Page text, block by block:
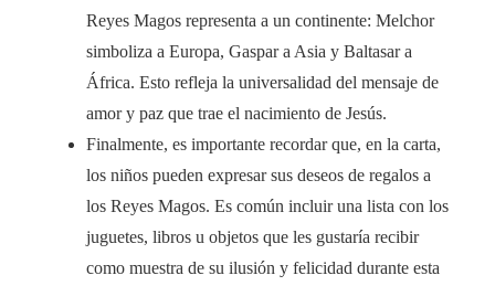
Reyes Magos representa a un continente: Melchor
simboliza a Europa, Gaspar a Asia y Baltasar a
África. Esto refleja la universalidad del mensaje de
amor y paz que trae el nacimiento de Jesús.
Finalmente, es importante recordar que, en la carta,
los niños pueden expresar sus deseos de regalos a
los Reyes Magos. Es común incluir una lista con los
juguetes, libros u objetos que les gustaría recibir
como muestra de su ilusión y felicidad durante esta